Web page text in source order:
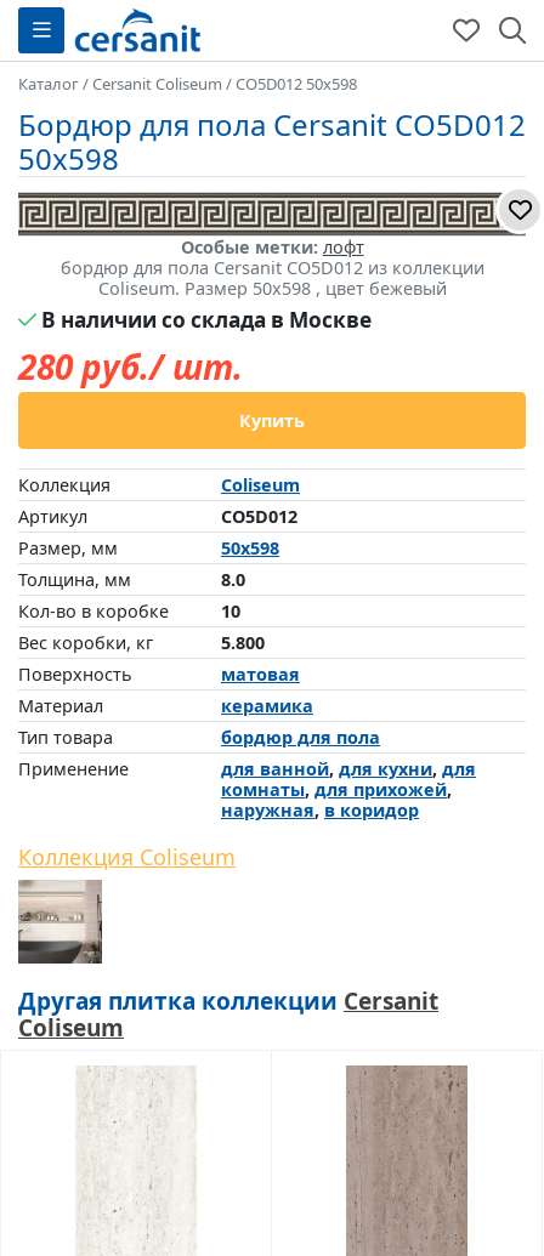
Каталог/Cersanit Coliseum /CO5D012 50x598
Бордюр для пола Cersanit CO5D012
50x598
Особые метки: лофт
бордюр для пола Cersanit CO5D012 из коллекции
Coliseum. Размер 50x598 , цвет бежевый
В наличии со склада в Москве
280руб./ шт.
Купить
Коллекция
Coliseum
Артикул
CO5D012
Размер, мм
50x598
Толщина, мм
8.0
Кол-во в коробке
10
Вес коробки, кг
5.800
Поверхность
матовая
Материал
керамика
Тип товара
бордюр для пола
Применение
для ванной, для кухни, для
комнаты, для прихожей,
наружная, в коридор
Коллекция Coliseum
Другая плитка коллекции Cersanit
Coliseum